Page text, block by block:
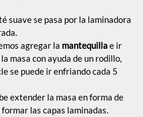
suave se pasa por la laminadora
agregar la mantequillae ir
masa con ayuda de un rodillo,
se puede ir enfriando cada 5
extender la masa en forma de
las capas laminadas.